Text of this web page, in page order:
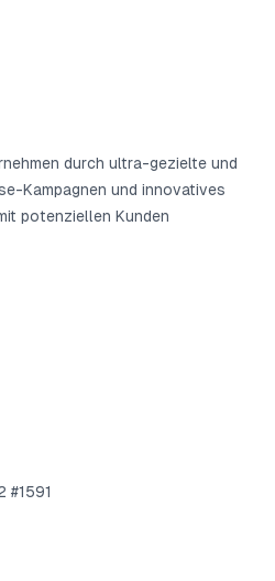
durch ultra-gezielte und
Kampagnen und innovatives
potenziellen Kunden
#1591